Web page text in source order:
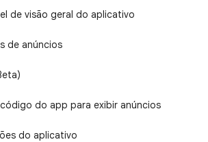
de visão geral do aplicativo
de anúncios
do app para exibir anúncios
do aplicativo